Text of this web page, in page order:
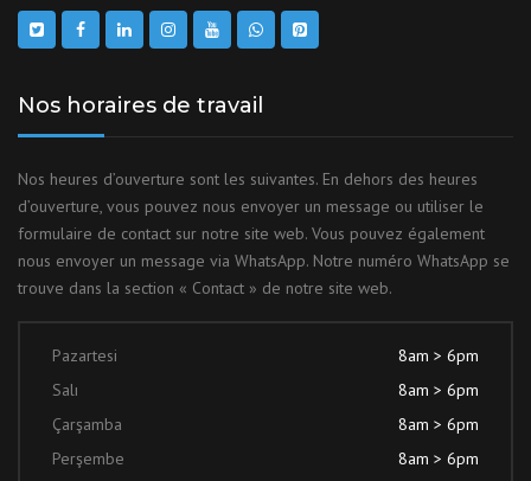
Nos horaires de travail
Nos heures d’ouverture sont les suivantes. En dehors des heures
d’ouverture, vous pouvez nous envoyer un message ou utiliser le
formulaire de contact sur notre site web. Vous pouvez également
nous envoyer un message via WhatsApp. Notre numéro WhatsApp se
trouve dans la section « Contact » de notre site web.
Pazartesi
8am > 6pm
Salı
8am > 6pm
Çarşamba
8am > 6pm
Perşembe
8am > 6pm